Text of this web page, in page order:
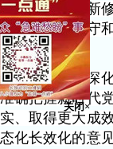
原原本本学新
，在自觉遵守
进一步全面深
确把握新时代
、取得更大成
化长效化的意
关